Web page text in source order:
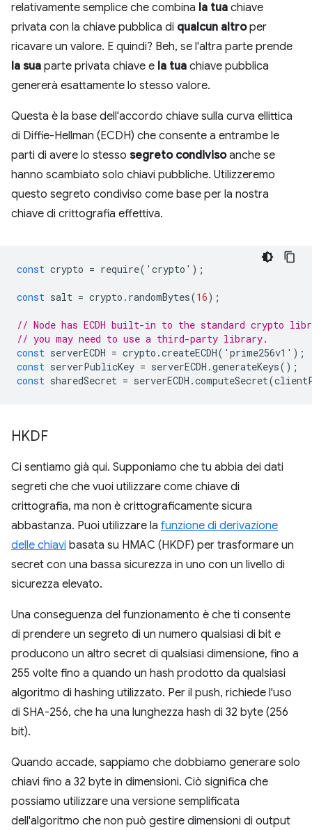
relativamente semplice che combina la tua chiave
privata con la chiave pubblica di qualcun altroper
ricavare un valore. E quindi? Beh, se l'altra parte prende
la sua parte privata chiave e la tua chiave pubblica
genererà esattamente lo stesso valore.
Questa è la base dell'accordo chiave sulla curva ellittica
di Diffie-Hellman (ECDH) che consente a entrambe le
parti di avere lo stesso segreto condivisoanche se
hanno scambiato solo chiavi pubbliche. Utilizzeremo
questo segreto condiviso come base per la nostra
chiave di crittografia effettiva.
const crypto = require( ' crypto ' );
const salt = crypto . randomBytes(16);
// Node has ECDH built-in to the standard crypto
// you may need to use a third-party library.
const serverECDH = crypto .createECDH( ' prime256v1 ' );
const serverPublicKey = serverECDH .generateKeys();
const sharedSecret = serverECDH .computeSecret(
HKDF
Ci sentiamo già qui. Supponiamo che tu abbia dei dati
segreti che che vuoi utilizzare come chiave di
crittografia, ma non è crittograficamente sicura
abbastanza. Puoi utilizzare la funzione di derivazione
delle chiavi basata su HMAC (HKDF) per trasformare un
secret con una bassa sicurezza in uno con un livello di
sicurezza elevato.
Una conseguenza del funzionamento è che ti consente
di prendere un segreto di un numero qualsiasi di bit e
producono un altro secret di qualsiasi dimensione, fino a
255 volte fino a quando un hash prodotto da qualsiasi
algoritmo di hashing utilizzato. Per il push, richiede l'uso
di SHA-256, che ha una lunghezza hash di 32 byte (256
bit).
Quando accade, sappiamo che dobbiamo generare solo
chiavi fino a 32 byte in dimensioni. Ciò significa che
possiamo utilizzare una versione semplificata
dell'algoritmo che non può gestire dimensioni di output